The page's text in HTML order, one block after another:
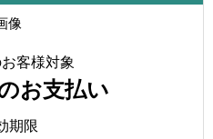
客様対象
お支払い
期限